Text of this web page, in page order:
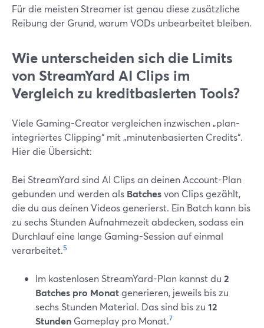
Für die meisten Streamer ist genau diese zusätzliche
Reibung der Grund, warum VODs unbearbeitet bleiben.
Wie unterscheiden sich die Limits
von StreamYard AI Clips im
Vergleich zu kreditbasierten Tools?
Viele Gaming-Creator vergleichen inzwischen „plan-
integriertes Clipping“ mit „minutenbasierten Credits“.
Hier die Übersicht:
Bei StreamYard sind AI Clips an deinen Account-Plan
gebunden und werden als Batchesvon Clips gezählt,
die du aus deinen Videos generierst. Ein Batch kann bis
zu sechs Stunden Aufnahmezeit abdecken, sodass ein
Durchlauf eine lange Gaming-Session auf einmal
verarbeitet.5
Im kostenlosen StreamYard-Plan kannst du 2
Batches pro Monatgenerieren, jeweils bis zu
sechs Stunden Material. Das sind bis zu 12
Stunden Gameplay pro Monat.7